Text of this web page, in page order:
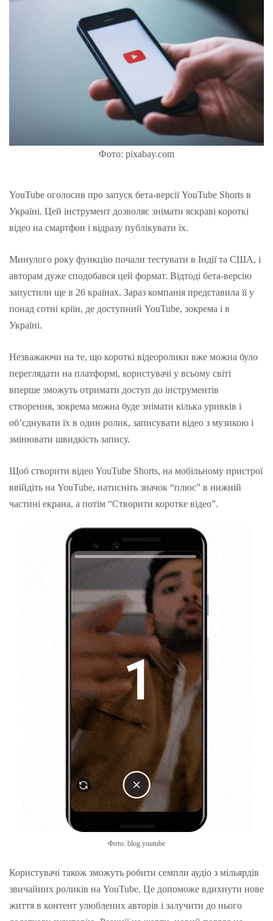
Фото: pixabay.com
YouTube оголосив про запуск бета-версії YouTube Shorts в
Україні. Цей інструмент дозволяє знімати яскраві короткі
відео на смартфон і відразу публікувати їх.
Минулого року функцію почали тестувати в Індії та США, і
авторам дуже сподобався цей формат. Відтоді бета-версію
запустили ще в 26 країнах. Зараз компанія представила її у
понад сотні кріїн, де доступний YouTube, зокрема і в
Україні.
Незважаючи на те, що короткі відеоролики вже можна було
переглядати на платформі, користувачі у всьому світі
вперше зможуть отримати доступ до інструментів
створення, зокрема можна буде знімати кілька уривків і
об’єднувати їх в один ролик, записувати відео з музикою і
змінювати швидкість запису.
Щоб створити відео YouTube Shorts, на мобільному пристрої
ввійдіть на YouTube, натисніть значок “плюс” в нижній
частині екрана, а потім “Створити коротке відео”.
Фото: blog.youtube
Користувачі також зможуть робити семпли аудіо з мільярдів
звичайних роликів на YouTube. Це допоможе вдихнути нове
життя в контент улюблених авторів і залучити до нього